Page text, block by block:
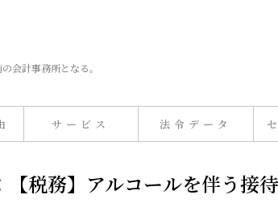
会計事務所となる。
サービス 法令データ
税務】アルコールを伴う接